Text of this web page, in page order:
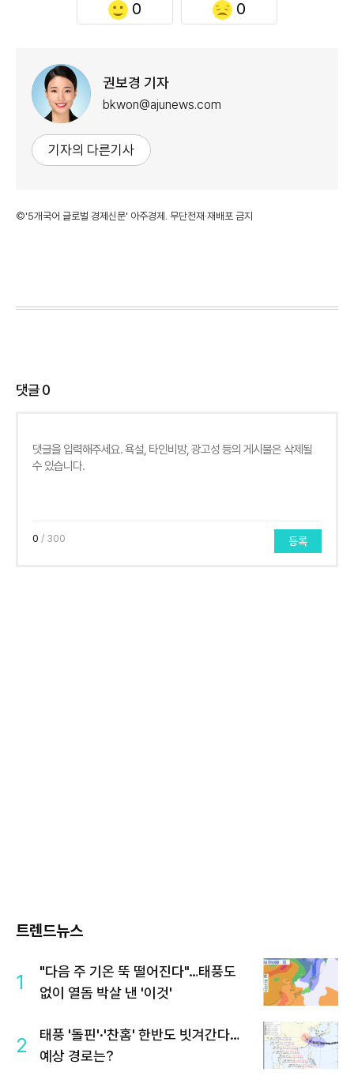
0 0
권보경 기자
bkwon@ajunews.com
기자의 다른기사
©'5개국어 글로벌 경제신문' 아주경제. 무단전재·재배포 금지
댓글0
0 / 300 등록
트렌드뉴스
1
"다음 주 기온 뚝 떨어진다"…태풍도
없이 열돔 박살 낸 '이것'
2
태풍 '돌핀'·'찬홈' 한반도 빗겨간다…
예상 경로는?